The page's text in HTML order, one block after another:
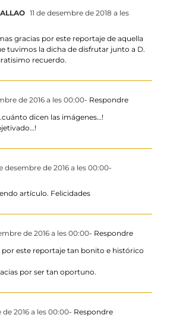
11 de desembre de 2018 a les
gracias por este reportaje de aquella
tuvimos la dicha de disfrutar junto a D.
recuerdo.
de 2016 a les 00:00- Respondre
dicen las imágenes…!
desembre de 2016 a les 00:00-
artículo. Felicidades
de 2016 a les 00:00- Respondre
por este reportaje tan bonito e histórico
por ser tan oportuno.
2016 a les 00:00- Respondre